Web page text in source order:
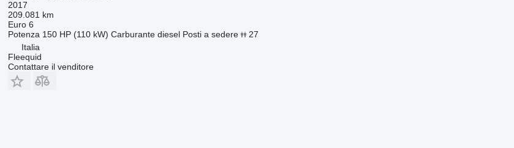
2017
209.081 km
Euro 6
Potenza 150 HP (110 kW) Carburante diesel Posti a sedere
27
Italia
Fleequid
Contattare il venditore